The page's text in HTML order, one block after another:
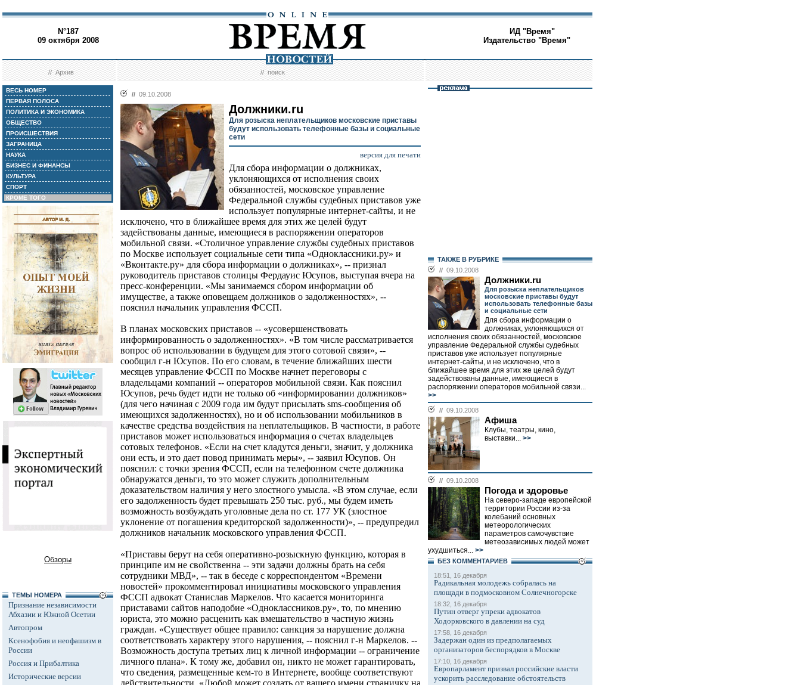
N°187
09 октября 2008
ИД "Время"
Издательство "Время"
//Архив //поиск
ВЕСЬ НОМЕР
ПЕРВАЯ ПОЛОСА
ПОЛИТИКА И ЭКОНОМИКА
ОБЩЕСТВО
ПРОИСШЕСТВИЯ
ЗАГРАНИЦА
НАУКА
БИЗНЕС И ФИНАНСЫ
КУЛЬТУРА
СПОРТ
КРОМЕ ТОГО
Обзоры
ТЕМЫ НОМЕРА
Признание независимости
Абхазии и Южной Осетии
Автопром
Ксенофобия и неофашизм в
России
Россия и Прибалтика
Исторические версии
// 09.10.2008
Должники.ru
Для розыска неплательщиков московские приставы
будут использовать телефонные базы и социальные
сети
версия для печати
Для сбора информации о должниках,
уклоняющихся от исполнения своих
обязанностей, московское управление
Федеральной службы судебных приставов уже
использует популярные интернет-сайты, и не
исключено, что в ближайшее время для этих же целей будут
задействованы данные, имеющиеся в распоряжении операторов
мобильной связи. «Столичное управление службы судебных приставов
по Москве использует социальные сети типа «Одноклассники.ру» и
«Вконтакте.ру» для сбора информации о должниках», -- признал
руководитель приставов столицы Фердауис Юсупов, выступая вчера на
пресс-конференции. «Мы занимаемся сбором информации об
имуществе, а также оповещаем должников о задолженностях», --
пояснил начальник управления ФССП.
В планах московских приставов -- «усовершенствовать
информированность о задолженностях». «В том числе рассматривается
вопрос об использовании в будущем для этого сотовой связи», --
сообщил г-н Юсупов. По его словам, в течение ближайших шести
месяцев управление ФССП по Москве начнет переговоры с
владельцами компаний -- операторов мобильной связи. Как пояснил
Юсупов, речь будет идти не только об «информировании должников»
(для чего начиная с 2009 года им будут присылать sms-сообщения об
имеющихся задолженностях), но и об использовании мобильников в
качестве средства воздействия на неплательщиков. В частности, в работе
приставов может использоваться информация о счетах владельцев
сотовых телефонов. «Если на счет кладутся деньги, значит, у должника
они есть, и это дает повод принимать меры», -- заявил Юсупов. Он
пояснил: с точки зрения ФССП, если на телефонном счете должника
обнаружатся деньги, то это может служить дополнительным
доказательством наличия у него злостного умысла. «В этом случае, если
его задолженность будет превышать 250 тыс. руб., мы будем иметь
возможность возбуждать уголовные дела по ст. 177 УК (злостное
уклонение от погашения кредиторской задолженности)», -- предупредил
должников начальник московского управления ФССП.
«Приставы берут на себя оперативно-розыскную функцию, которая в
принципе им не свойственна -- эти задачи должны брать на себя
сотрудники МВД», -- так в беседе с корреспондентом «Времени
новостей» прокомментировал инициативы московского управления
ФССП адвокат Станислав Маркелов. Что касается мониторинга
приставами сайтов наподобие «Одноклассников.ру», то, по мнению
юриста, это можно расценить как вмешательство в частную жизнь
граждан. «Существует общее правило: санкция за нарушение должна
соответствовать характеру этого нарушения, -- пояснил г-н Маркелов. --
Возможность доступа третьих лиц к личной информации -- ограничение
личного плана». К тому же, добавил он, никто не может гарантировать,
что сведения, размещенные кем-то в Интернете, вообще соответствуют
ТАКЖЕ В РУБРИКЕ
// 09.10.2008
Должники.ru
Для розыска неплательщиков
московские приставы будут
использовать телефонные базы
и социальные сети
Для сбора информации о
должниках, уклоняющихся от
исполнения своих обязанностей, московское
управление Федеральной службы судебных
приставов уже использует популярные
интернет-сайты, и не исключено, что в
ближайшее время для этих же целей будут
задействованы данные, имеющиеся в
распоряжении операторов мобильной связи...
>>
// 09.10.2008
Афиша
Клубы, театры, кино,
выставки... >>
// 09.10.2008
Погода и здоровье
На северо-западе европейской
территории России из-за
колебаний основных
метеорологических
параметров самочувствие
метеозависимых людей может
ухудшиться... >>
БЕЗ КОМMЕНТАРИЕВ
18:51, 16 декабря
Радикальная молодежь собралась на
площади в подмосковном Солнечногорске
18:32, 16 декабря
Путин отверг упреки адвокатов
Ходорковского в давлении на суд
17:58, 16 декабря
Задержан один из предполагаемых
организаторов беспорядков в Москве
17:10, 16 декабря
Европарламент призвал российские власти
ускорить расследование обстоятельств